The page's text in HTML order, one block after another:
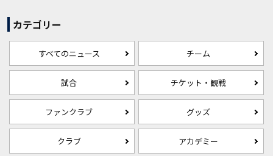
カテゴリー
すべてのニュース チーム
試合 チケット・観戦
ファンクラブ グッズ
クラブ アカデミー